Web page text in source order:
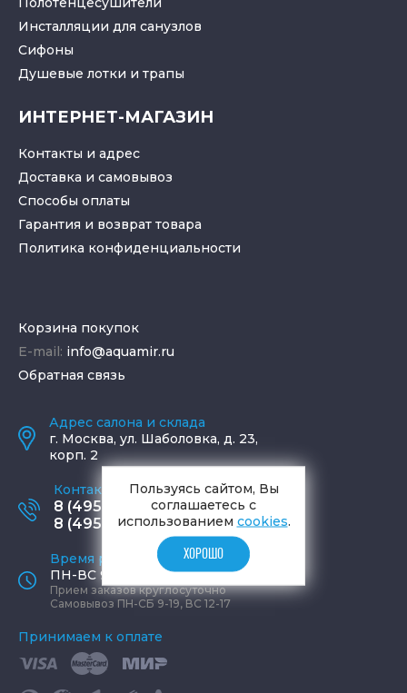
Инсталляции для санузлов
Cифоны
Душевые лотки и трапы
ИНТЕРНЕТ-МАГАЗИН
Контакты и адрес
Доставка и самовывоз
Способы оплаты
Гарантия и возврат товара
Политика конфиденциальности
Корзина покупок
E-mail: info@aquamir.ru
Обратная связь
Адрес салона и склада
г. Москва, ул. Шаболовка, д. 23,
корп. 2
Контактные телефоны
8 (495) 795-77-65
8 (495) 797-11-67
Время работы офиса
ПН-ВС 9:00 - 19:00
Прием заказов круглосуточно
Самовывоз ПН-СБ 9-19, ВС 12-17
Принимаем к оплате
Пользуясь сайтом, Вы
соглашаетесь с
использованием cookies.
ХОРОШО